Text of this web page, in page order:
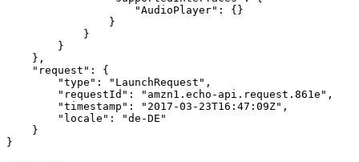
                    "AudioPlayer": {}
                }
            }
        }
    },
    "request": {
        "type": "LaunchRequest",
        "requestId": "amzn1.echo-api.request.861e",
        "timestamp": "2017-03-23T16:47:09Z",
        "locale": "de-DE"
    }